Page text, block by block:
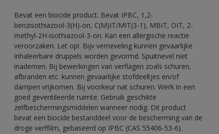
Bevat een biocide product. Bevat IPBC, 1,2-
benzisothiazool-3(H)-on, C(M)IT/MIT(3-1), MBIT, OIT, 2-
methyl-2H-isothiazool-3-on. Kan een allergische reactie
veroorzaken. Let op!. Bijv verneveling kunnen gevaarlijke
inhaleerbare druppels worden gevormd. Spuitnevel niet
inademen. Bij bewerkingen van verflagen zoals schuren,
afbranden etc. kunnen gevaarlijke stofdeeltjes en/of
dampen vrijkomen. Bij voorkeur nat schuren. Werk in een
goed geventileerde ruimte. Gebruik geschikte
zelfbeschermingsmiddelen wanneer nodig. Dit product
bevat een biocide bestanddeel voor de bescherming van de
droge verffilm, gebaseerd op IPBC (CAS 55406-53-6).